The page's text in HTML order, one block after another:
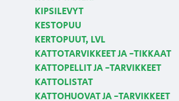
KIPSILEVYT
KESTOPUU
KERTOPUUT, LVL
KATTOTARVIKKEET JA -TIKKAAT
KATTOPELLIT JA -TARVIKKEET
KATTOLISTAT
KATTOHUOVAT JA -TARVIKKEET